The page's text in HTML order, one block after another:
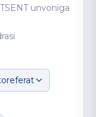
unvoniga